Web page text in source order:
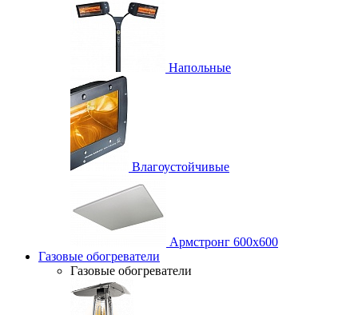
Напольные
Влагоустойчивые
Армстронг 600х600
Газовые обогреватели
Газовые обогреватели